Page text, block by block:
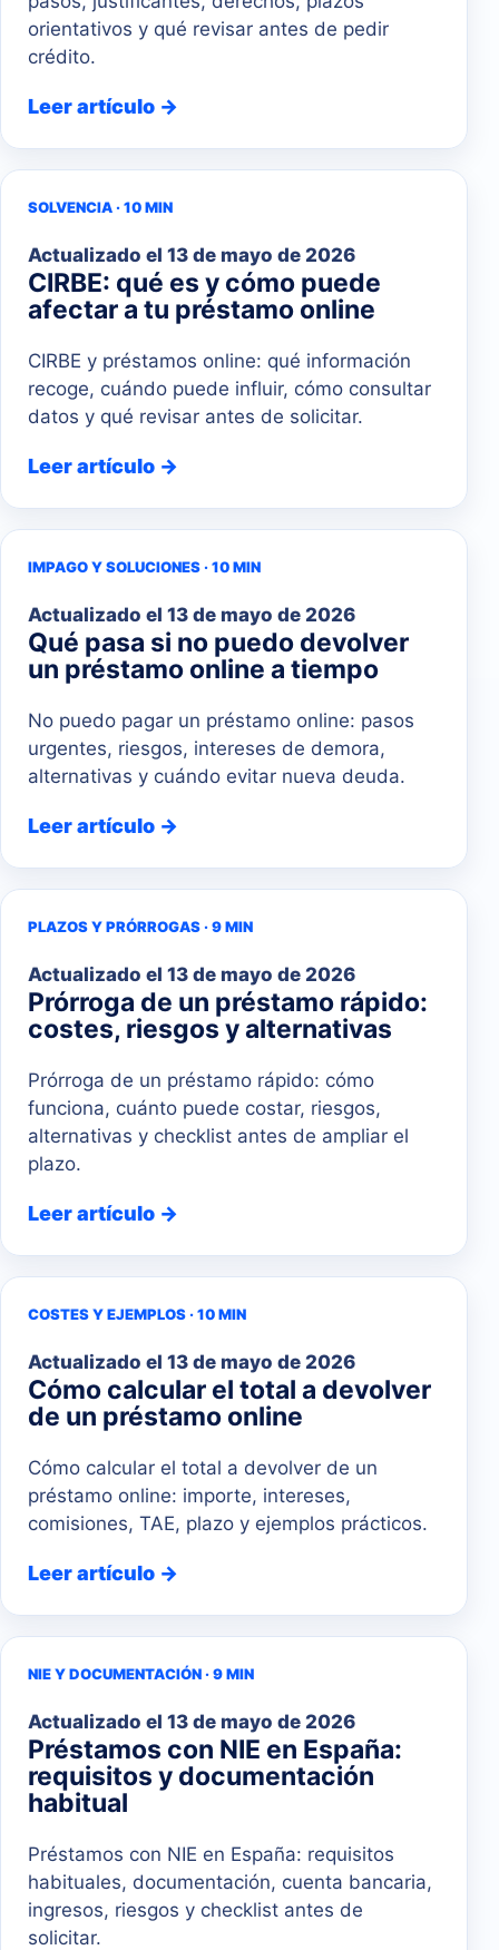
orientativos y qué revisar antes de pedir
crédito.
Leer artículo →
SOLVENCIA · 10 MIN
Actualizado el 13 de mayo de 2026
CIRBE: qué es y cómo puede
afectar a tu préstamo online
CIRBE y préstamos online: qué información
recoge, cuándo puede influir, cómo consultar
datos y qué revisar antes de solicitar.
Leer artículo →
IMPAGO Y SOLUCIONES · 10 MIN
Actualizado el 13 de mayo de 2026
Qué pasa si no puedo devolver
un préstamo online a tiempo
No puedo pagar un préstamo online: pasos
urgentes, riesgos, intereses de demora,
alternativas y cuándo evitar nueva deuda.
Leer artículo →
PLAZOS Y PRÓRROGAS · 9 MIN
Actualizado el 13 de mayo de 2026
Prórroga de un préstamo rápido:
costes, riesgos y alternativas
Prórroga de un préstamo rápido: cómo
funciona, cuánto puede costar, riesgos,
alternativas y checklist antes de ampliar el
plazo.
Leer artículo →
COSTES Y EJEMPLOS · 10 MIN
Actualizado el 13 de mayo de 2026
Cómo calcular el total a devolver
de un préstamo online
Cómo calcular el total a devolver de un
préstamo online: importe, intereses,
comisiones, TAE, plazo y ejemplos prácticos.
Leer artículo →
NIE Y DOCUMENTACIÓN · 9 MIN
Actualizado el 13 de mayo de 2026
Préstamos con NIE en España:
requisitos y documentación
habitual
Préstamos con NIE en España: requisitos
habituales, documentación, cuenta bancaria,
ingresos, riesgos y checklist antes de
solicitar.